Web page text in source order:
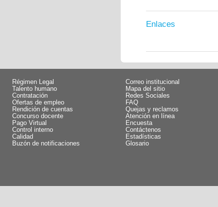
Enlaces
Régimen Legal
Talento humano
Contratación
Ofertas de empleo
Rendición de cuentas
Concurso docente
Pago Virtual
Control interno
Calidad
Buzón de notificaciones
Correo institucional
Mapa del sitio
Redes Sociales
FAQ
Quejas y reclamos
Atención en línea
Encuesta
Contáctenos
Estadísticas
Glosario